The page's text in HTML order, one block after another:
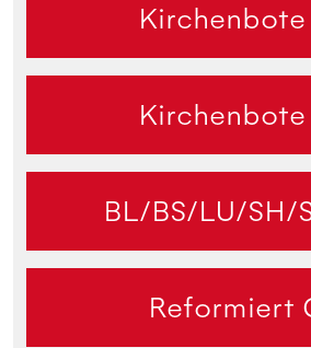
Kirchenbote
Kirchenbote
BL/BS/LU/SH/
Reformiert